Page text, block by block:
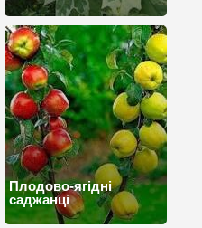
Плодово-ягідні
саджанці